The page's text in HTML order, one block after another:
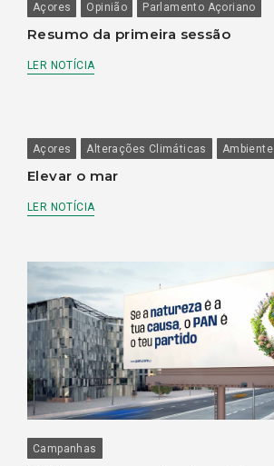
Açores Opinião Parlamento Açoriano
Resumo da primeira sessão
LER NOTÍCIA
Açores Alterações Climáticas Ambiente
Elevar o mar
LER NOTÍCIA
Campanhas